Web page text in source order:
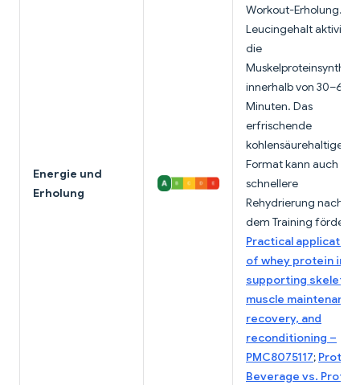
Energie und
Erholung
Workout-Erholung.
Leucingehalt aktiviert
die
innerhalb von 30–60
Minuten. Das
erfrischende
kohlensäurehaltige
Format kann auch
schnellere
Rehydrierung nach
dem Training fördern.
Practical
of whey protein in
supporting skeletal
muscle maintenance,
recovery, and
reconditioning –
PMC8075117; Protein
Beverage vs. Protein